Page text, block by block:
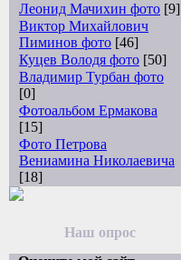
Леонид Мачихин фото [9]
Виктор Михайлович
Пиминов фото [46]
Куцев Володя фото [50]
Владимир Турбан фото
[0]
Фотоальбом Ермакова
[15]
Фото Петрова
Вениамина Николаевича
[18]
Наш опрос